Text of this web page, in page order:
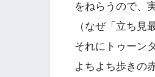
をねらうので、
（なぜ「立ち見
それにトゥーン
よちよち歩きの